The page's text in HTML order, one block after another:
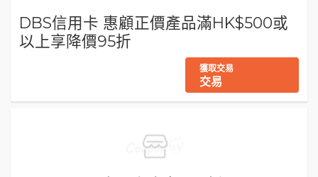
DBS信用卡 惠顧正價產品滿HK$500或
以上享降價95折
獲取交易
交易